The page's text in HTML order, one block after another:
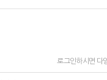
로그인하시면 다